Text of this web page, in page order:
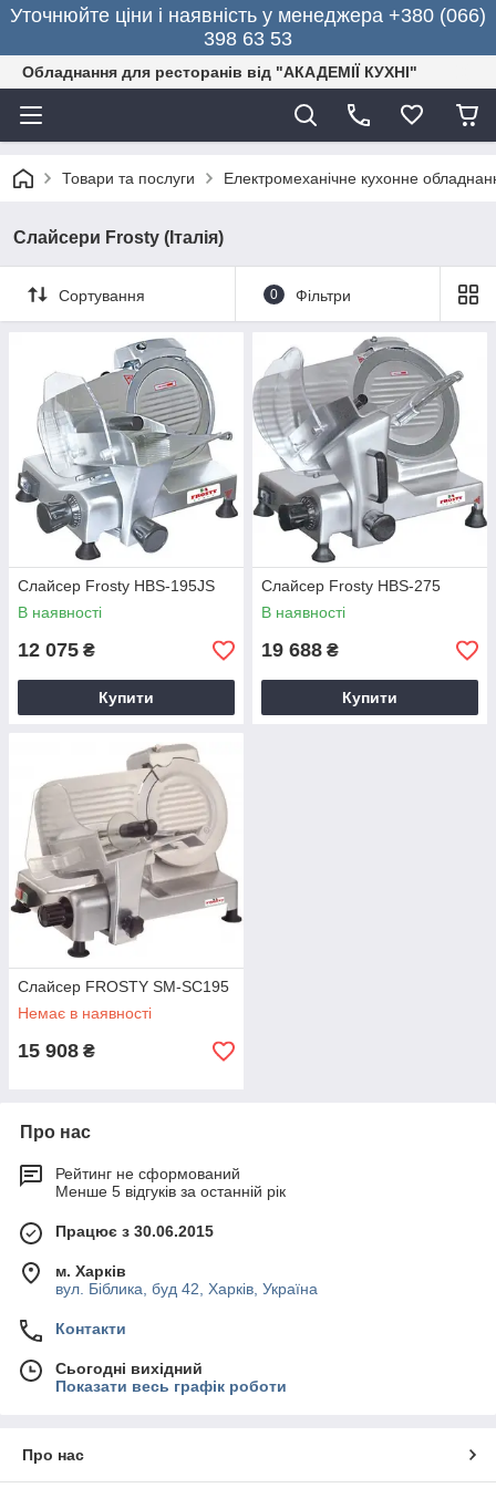
Уточнюйте ціни і наявність у менеджера +380 (066)
398 63 53
Обладнання для ресторанів від "АКАДЕМІЇ КУХНІ"
Товари та послуги Електромеханічне кухонне
Слайсери Frosty (Італія)
Сортування 0 Фільтри
Слайсер Frosty HBS-195JS
В наявності
12 075 ₴
Купити
Слайсер Frosty HBS-275
В наявності
19 688 ₴
Купити
Слайсер FROSTY SM-SC195
Немає в наявності
15 908 ₴
Про нас
Рейтинг не сформований
Менше 5 відгуків за останній рік
Працює з 30.06.2015
м. Харків
вул. Біблика, буд 42, Харків, Україна
Контакти
Сьогодні вихідний
Показати весь графік роботи
Про нас